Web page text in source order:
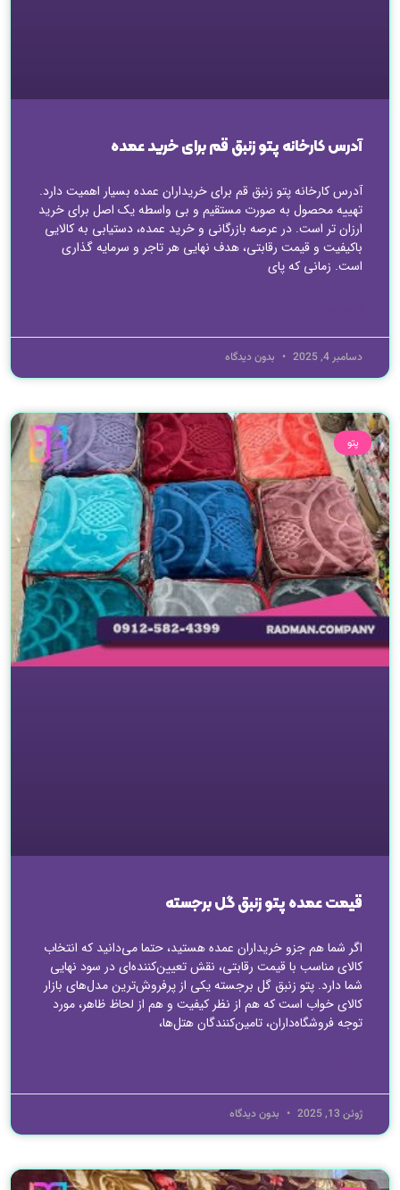
آدرس کارخانه پتو زنبق قم برای خرید عمده
آدرس کارخانه پتو زنبق قم برای خریداران عمده بسیار اهمیت دارد.
تهییه محصول به صورت مستقیم و بی واسطه یک اصل برای خرید
ارزان تر است. در عرصه بازرگانی و خرید عمده، دستیابی به کالایی
باکیفیت و قیمت رقابتی، هدف نهایی هر تاجر و سرمایه گذاری
است. زمانی که پای
دسامبر 4, 2025 بدون دیدگاه
پتو
قیمت عمده پتو زنبق گل برجسته
اگر شما هم جزو خریداران عمده هستید، حتما می‌دانید که انتخاب
کالای مناسب با قیمت رقابتی، نقش تعیین‌کننده‌ای در سود نهایی
شما دارد. پتو زنبق گل برجسته یکی از پرفروش‌ترین مدل‌های بازار
کالای خواب است که هم از نظر کیفیت و هم از لحاظ ظاهر، مورد
توجه فروشگاه‌داران، تامین‌کنندگان هتل‌ها،
ژوئن 13, 2025 بدون دیدگاه